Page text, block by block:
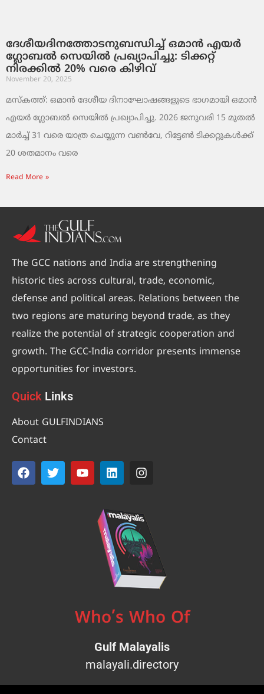
ദേശീയദിനത്തോടനുബന്ധിച്ച് ഒമാൻ എയർ
ഗ്ലോബൽ സെയിൽ പ്രഖ്യാപിച്ചു: ടിക്കറ്റ്
നിരക്കിൽ 20% വരെ കിഴിവ്
November 20, 2025
മസ്‌കത്ത്: ഒമാൻ ദേശീയ ദിനാഘോഷങ്ങളുടെ ഭാഗമായി ഒമാൻ
എയർ ഗ്ലോബൽ സെയിൽ പ്രഖ്യാപിച്ചു. 2026 ജനുവരി 15 മുതൽ
മാർച്ച് 31 വരെ യാത്ര ചെയ്യുന്ന വൺവേ, റിട്ടേൺ ടിക്കറ്റുകൾക്ക്
20 ശതമാനം വരെ
Read More »
The GCC nations and India are strengthening
historic ties across cultural, trade, economic,
defense and political areas. Relations between the
two regions are maturing beyond trade, as they
realize the potential of strategic cooperation and
growth. The GCC-India corridor presents immense
opportunities for investors.
Quick Links
About GULFINDIANS
Contact
Who’s Who Of
Gulf Malayalis
malayali.directory